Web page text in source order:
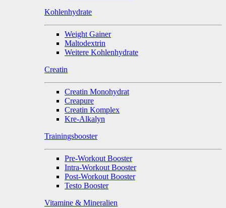
Kohlenhydrate
Weight Gainer
Maltodextrin
Weitere Kohlenhydrate
Creatin
Creatin Monohydrat
Creapure
Creatin Komplex
Kre-Alkalyn
Trainingsbooster
Pre-Workout Booster
Intra-Workout Booster
Post-Workout Booster
Testo Booster
Vitamine & Mineralien